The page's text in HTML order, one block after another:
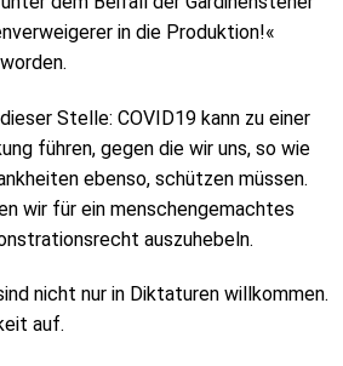
in die Produktion!«
Stelle: COVID19 kann zu einer
führen, gegen die wir uns, so wie
ebenso, schützen müssen.
wir für ein menschengemachtes
auszuhebeln.
nicht nur in Diktaturen willkommen.
auf.